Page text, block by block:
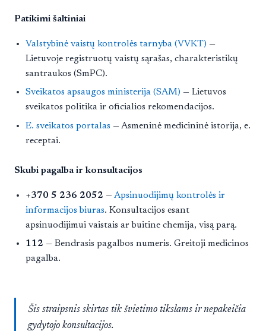
Patikimi šaltiniai
Valstybinė vaistų kontrolės tarnyba (VVKT) —
Lietuvoje registruotų vaistų sąrašas, charakteristikų
santraukos (SmPC).
Sveikatos apsaugos ministerija (SAM) — Lietuvos
sveikatos politika ir oficialios rekomendacijos.
E. sveikatos portalas — Asmeninė medicininė istorija, e.
receptai.
Skubi pagalba ir konsultacijos
+370 5 236 2052 —Apsinuodijimų kontrolės ir
informacijos biuras. Konsultacijos esant
apsinuodijimui vaistais ar buitine chemija, visą parą.
112 — Bendrasis pagalbos numeris. Greitoji medicinos
pagalba.
Šis straipsnis skirtas tik švietimo tikslams ir nepakeičia
gydytojo konsultacijos.